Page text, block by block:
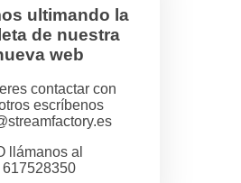
ultimando la
de nuestra
web
contactar con
escríbenos
llámanos al
617528350